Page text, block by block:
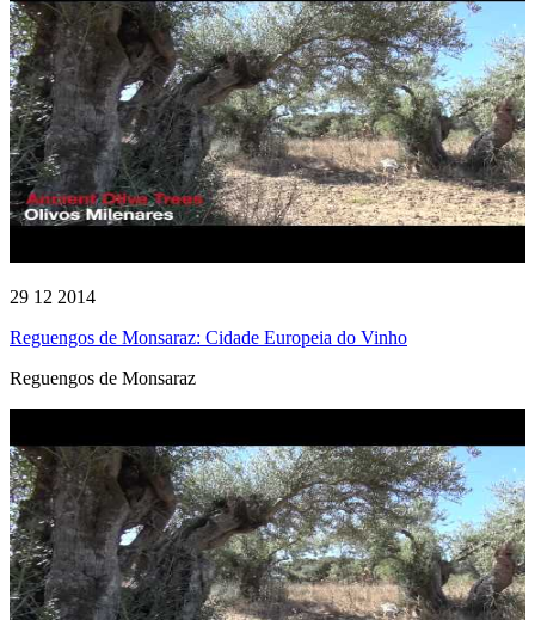
29 12 2014
Reguengos de Monsaraz: Cidade Europeia do Vinho
Reguengos de Monsaraz